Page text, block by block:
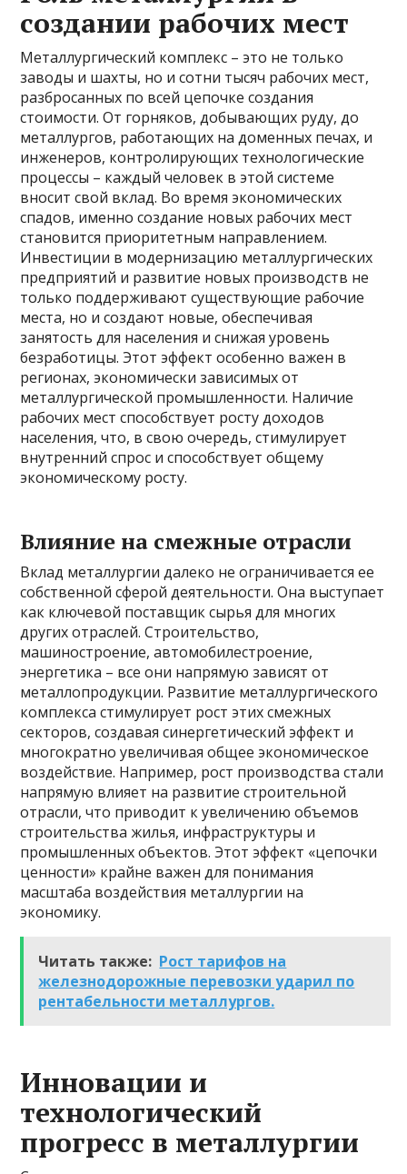
создании рабочих мест
Металлургический комплекс – это не только
заводы и шахты, но и сотни тысяч рабочих мест,
разбросанных по всей цепочке создания
стоимости. От горняков, добывающих руду, до
металлургов, работающих на доменных печах, и
инженеров, контролирующих технологические
процессы – каждый человек в этой системе
вносит свой вклад. Во время экономических
спадов, именно создание новых рабочих мест
становится приоритетным направлением.
Инвестиции в модернизацию металлургических
предприятий и развитие новых производств не
только поддерживают существующие рабочие
места, но и создают новые, обеспечивая
занятость для населения и снижая уровень
безработицы. Этот эффект особенно важен в
регионах, экономически зависимых от
металлургической промышленности. Наличие
рабочих мест способствует росту доходов
населения, что, в свою очередь, стимулирует
внутренний спрос и способствует общему
экономическому росту.
Влияние на смежные отрасли
Вклад металлургии далеко не ограничивается ее
собственной сферой деятельности. Она выступает
как ключевой поставщик сырья для многих
других отраслей. Строительство,
машиностроение, автомобилестроение,
энергетика – все они напрямую зависят от
металлопродукции. Развитие металлургического
комплекса стимулирует рост этих смежных
секторов, создавая синергетический эффект и
многократно увеличивая общее экономическое
воздействие. Например, рост производства стали
напрямую влияет на развитие строительной
отрасли, что приводит к увеличению объемов
строительства жилья, инфраструктуры и
промышленных объектов. Этот эффект «цепочки
ценности» крайне важен для понимания
масштаба воздействия металлургии на
экономику.
Читать также: Рост тарифов на
железнодорожные перевозки ударил по
рентабельности металлургов.
Инновации и
технологический
прогресс в металлургии